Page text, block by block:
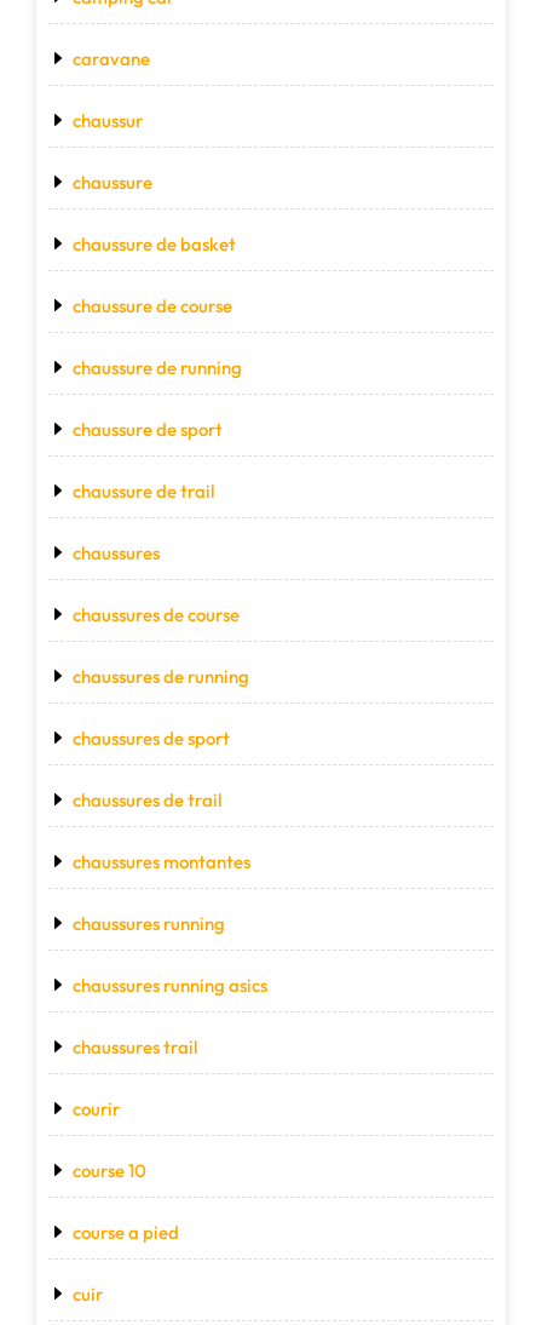
caravane
chaussur
chaussure
chaussure de basket
chaussure de course
chaussure de running
chaussure de sport
chaussure de trail
chaussures
chaussures de course
chaussures de running
chaussures de sport
chaussures de trail
chaussures montantes
chaussures running
chaussures running asics
chaussures trail
courir
course 10
course a pied
cuir